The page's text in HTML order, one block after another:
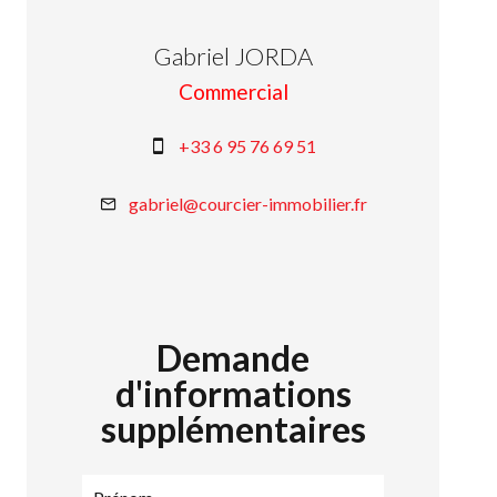
Gabriel JORDA
Commercial
+33 6 95 76 69 51
gabriel@courcier-immobilier.fr
Demande
d'informations
supplémentaires